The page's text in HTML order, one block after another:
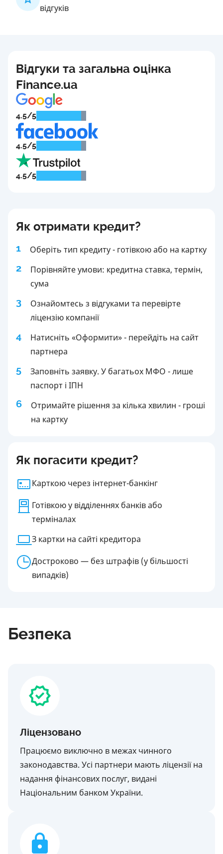
відгуків
Відгуки та загальна оцінка
Finance.ua
4.5/5
4.5/5
4.5/5
Як отримати кредит?
1 Оберіть тип кредиту - готівкою або на картку
2
Порівняйте умови: кредитна ставка, термін,
сума
3
Ознайомтесь з відгуками та перевірте
ліцензію компанії
4
Натисніть «Оформити» - перейдіть на сайт
партнера
5
Заповніть заявку. У багатьох МФО - лише
паспорт і ІПН
6
Отримайте рішення за кілька хвилин - гроші
на картку
Як погасити кредит?
Карткою через інтернет-банкінг
Готівкою у відділеннях банків або
терміналах
З картки на сайті кредитора
Достроково — без штрафів (у більшості
випадків)
Безпека
Ліцензовано
Працюємо виключно в межах чинного
законодавства. Усі партнери мають ліцензії на
надання фінансових послуг, видані
Національним банком України.